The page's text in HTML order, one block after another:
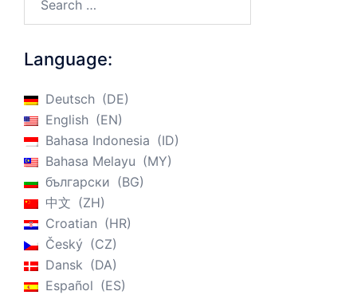
Language:
Deutsch
DE
English
EN
Bahasa Indonesia
ID
Bahasa Melayu
MY
български
BG
中文
ZH
Croatian
HR
Český
CZ
Dansk
DA
Español
ES